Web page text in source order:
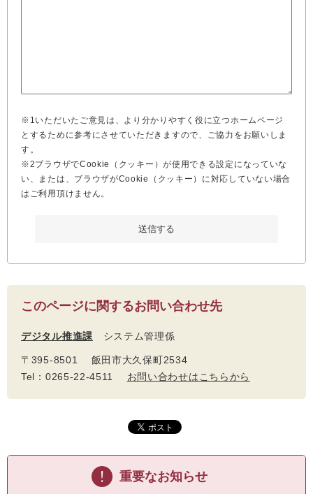
※1いただいたご意見は、より分かりやすく役に立つホームページ
とするために参考にさせていただきますので、ご協力をお願いしま
す。
※2ブラウザでCookie（クッキー）が使用できる設定になっていな
い、または、ブラウザがCookie（クッキー）に対応していない場合
はご利用頂けません。
このページに関するお問い合わせ先
デジタル推進課 システム管理係
〒395-8501 飯田市大久保町2534
Tel：0265-22-4511 お問い合わせはこちらから
重要なお知らせ